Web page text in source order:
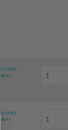
stock
stock
(40+)